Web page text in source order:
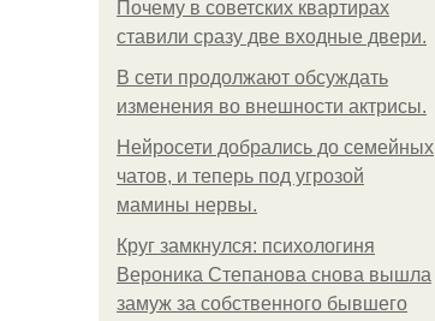
Почему в советских квартирах
ставили сразу две входные двери.
В сети продолжают обсуждать
изменения во внешности актрисы.
Нейросети добрались до семейных
чатов, и теперь под угрозой
мамины нервы.
Круг замкнулся: психологиня
Вероника Степанова снова вышла
замуж за собственного бывшего